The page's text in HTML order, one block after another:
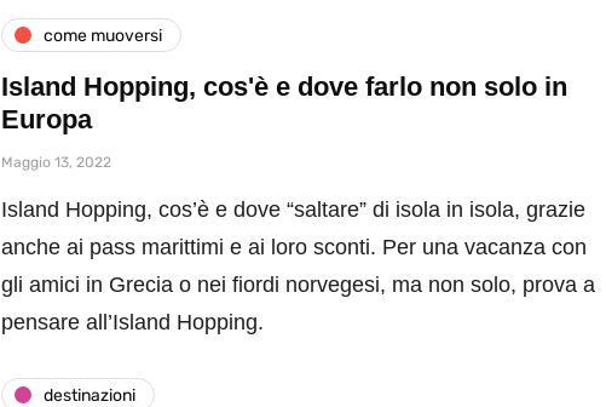
come muoversi
Island Hopping, cos'è e dove farlo non solo in
Europa
Maggio 13, 2022
Island Hopping, cos’è e dove “saltare” di isola in isola, grazie
anche ai pass marittimi e ai loro sconti. Per una vacanza con
gli amici in Grecia o nei fiordi norvegesi, ma non solo, prova a
pensare all’Island Hopping.
destinazioni